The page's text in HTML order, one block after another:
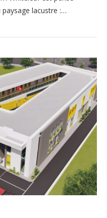
lacustre :…